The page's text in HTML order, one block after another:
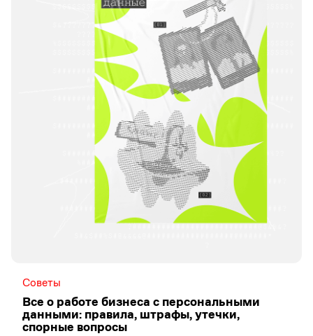
Советы
Все о работе бизнеса с персональными
данными: правила, штрафы, утечки,
спорные вопросы